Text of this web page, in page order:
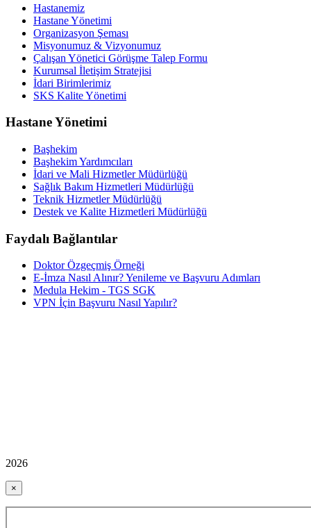
Hastanemiz
Hastane Yönetimi
Organizasyon Şeması
Misyonumuz & Vizyonumuz
Çalışan Yönetici Görüşme Talep Formu
Kurumsal İletişim Stratejisi
İdari Birimlerimiz
SKS Kalite Yönetimi
Hastane Yönetimi
Başhekim
Başhekim Yardımcıları
İdari ve Mali Hizmetler Müdürlüğü
Sağlık Bakım Hizmetleri Müdürlüğü
Teknik Hizmetler Müdürlüğü
Destek ve Kalite Hizmetleri Müdürlüğü
Faydalı Bağlantılar
Doktor Özgeçmiş Örneği
E-İmza Nasıl Alınır? Yenileme ve Başvuru Adımları
Medula Hekim - TGS SGK
VPN İçin Başvuru Nasıl Yapılır?
2026
×